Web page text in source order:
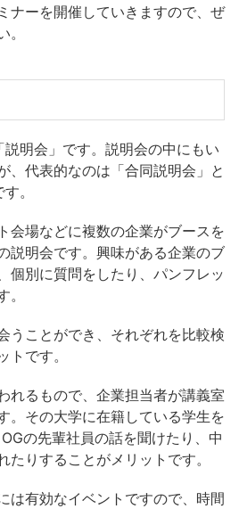
ナーを開催していきますので、ぜ
明会」です。説明会の中にもい
、代表的なのは「合同説明会」と
。
会場などに複数の企業がブースを
説明会です。興味がある企業のブ
個別に質問をしたり、パンフレッ
うことができ、それぞれを比較検
トです。
れるもので、企業担当者が講義室
。その大学に在籍している学生を
の先輩社員の話を聞けたり、中
たりすることがメリットです。
は有効なイベントですので、時間